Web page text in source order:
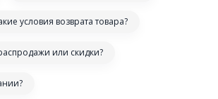
условия возврата товара?
или скидки?